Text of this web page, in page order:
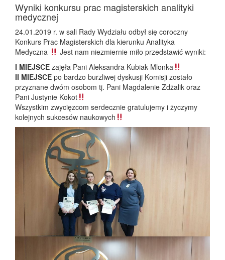
Wyniki konkursu prac magisterskich analityki
medycznej
24.01.2019 r. w sali Rady Wydziału odbył się coroczny
Konkurs Prac Magisterskich dla kierunku Analityka
Medyczna
Jest nam niezmiernie miło przedstawić wyniki:
I MIEJSCE zajęła Pani Aleksandra Kubiak-Mlonka
II MIEJSCE po bardzo burzliwej dyskusji Komisji zostało
przyznane dwóm osobom tj. Pani Magdalenie Zdżalik oraz
Pani Justynie Kokot
Wszystkim zwycięzcom serdecznie gratulujemy i życzymy
kolejnych sukcesów naukowych